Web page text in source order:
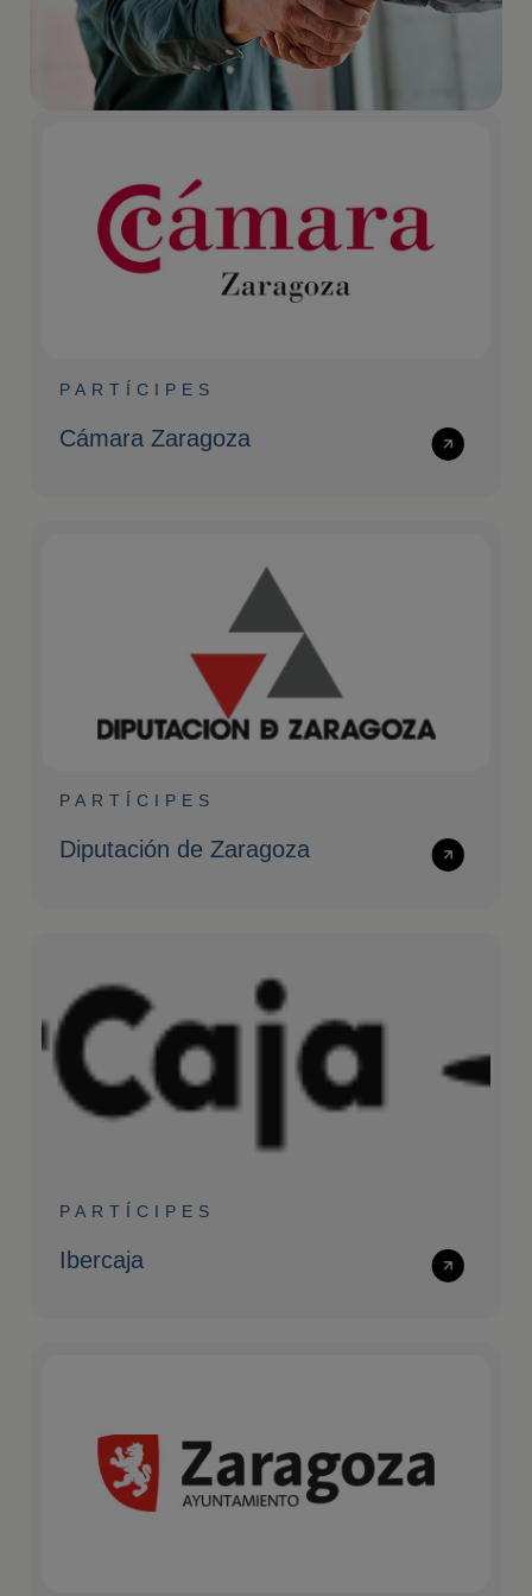
PARTÍCIPES
Cámara Zaragoza
PARTÍCIPES
Diputación de Zaragoza
PARTÍCIPES
Ibercaja